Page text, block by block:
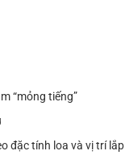
“mỏng tiếng”
đặc tính loa và vị trí